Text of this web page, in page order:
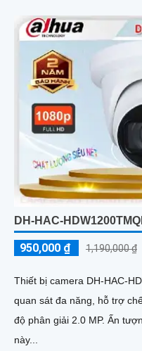
DH-HAC-
950,000 ₫ 1,190,000 ₫
Thiết bị camera DH-HAC-
quan sát đa năng, hỗ trợ
độ phân giải 2.0 MP. Ấn tượng ơn với những thông số là camera
này...